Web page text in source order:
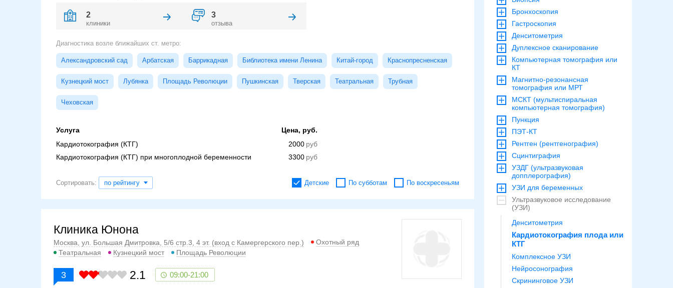
2
клиники
3
отзыва
Диагностика возле ближайших ст. метро:
Александровский сад Арбатская Баррикадная Библиотека имени Ленина Китай-город Краснопресненская
Кузнецкий мост Лубянка Площадь Революции Пушкинская Тверская Театральная Трубная
Чеховская
Услуга
Цена, руб.
Кардиотокография (КТГ)
2000
Кардиотокография (КТГ) при многоплодной беременности
3300
Сортировать: по рейтингу Детские По субботам По воскресеньям
Клиника Юнона
Москва, ул. Большая Дмитровка, 5/6 стр.3, 4 эт. (вход с Камергерского пер.)
Охотный ряд
Театральная
Кузнецкий мост Площадь Революции
3 2.1 09:00-21:00
Бронхоскопия
Гастроскопия
Денситометрия
Дуплексное сканирование
Компьютерная томография или
КТ
Магнитно-резонансная
томография или МРТ
МСКТ (мультиспиральная
компьютерная томография)
Пункция
ПЭТ-КТ
Рентген (рентгенография)
Сцинтиграфия
УЗДГ (ультразвуковая
допплерография)
УЗИ для беременных
Ультразвуковое исследование
(УЗИ)
Денситометрия
Кардиотокография плода или
КТГ
Комплексное УЗИ
Нейросонография
Скрининговое УЗИ